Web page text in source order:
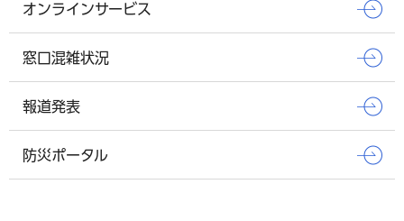
オンラインサービス
窓口混雑状況
報道発表
防災ポータル